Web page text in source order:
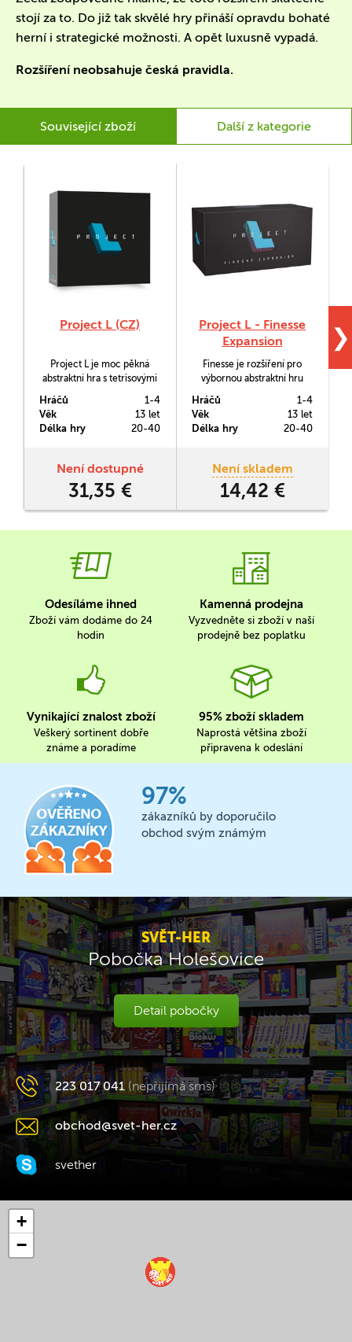
stojí za to. Do již tak skvělé hry přináší opravdu bohaté
herní i strategické možnosti. A opět luxusně vypadá.
Rozšíření neobsahuje česká pravidla.
Související zboží Další z kategorie
Project L (CZ)
Project L je moc pěkná
abstraktní hra s tetrisovými
prostém zaplňování
hlavolamových karet, ale i o
taktickém plánování.
Hráčů
1-4
Věk
13 let
Délka hry
20-40
Není dostupné
31,35 €
Project L - Finesse
Expansion
Finesse je rozšíření pro
výbornou abstraktní hru
možnosti, jak získat body.
Obsahuje speciální destičky
s podmínkami, které
Pokud se vám podaří při
dokončování skládačky
naplnit podmínky aktuální
Hráčů
1-4
Věk
13 let
Délka hry
20-40
Není skladem
14,42 €
❯
Odesíláme ihned
Zboží vám dodáme do 24
hodin
Kamenná prodejna
Vyzvedněte si zboží v naší
prodejně bez poplatku
Vynikající znalost zboží
Veškerý sortinent dobře
známe a poradíme
95% zboží skladem
Naprostá většina zboží
připravena k odeslání
97%
zákazníků by doporučilo
obchod svým známým
SVĚT-HER
Pobočka Holešovice
Detail pobočky
223 017 041 (nepřijímá sms)
obchod@svet-her.cz
svether
+
−